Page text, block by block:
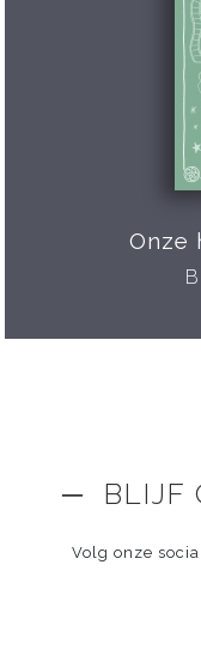
Onze
─ BLIJF
Volg onze